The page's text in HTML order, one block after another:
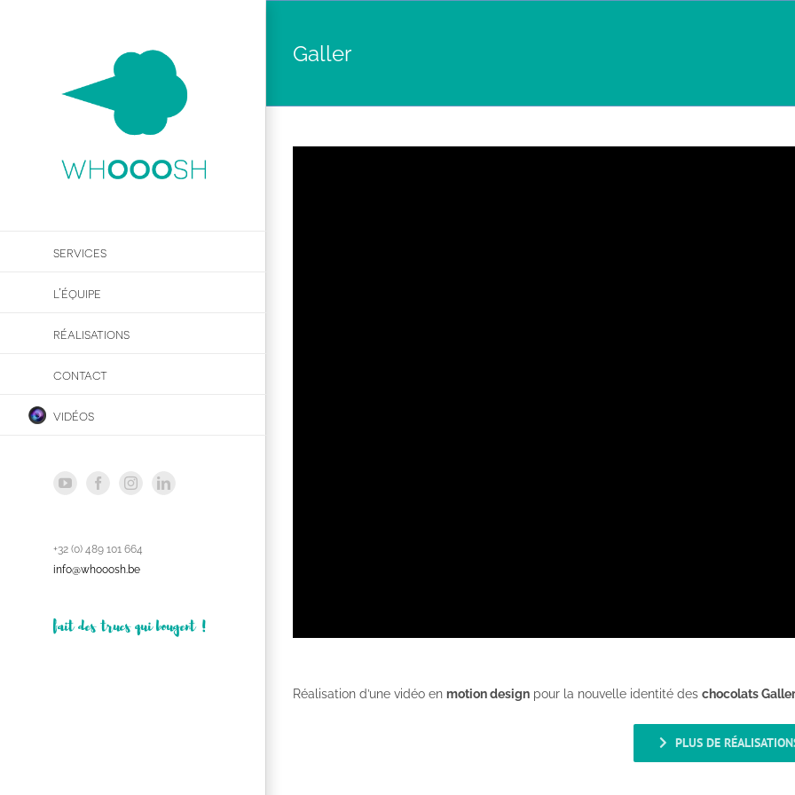
services
l’équipe
réalisations
contact
vidéos
YouTubeFacebookInstagramLinkedIn
+32 (0) 489 101 664
info@whooosh.be
fait des trucs qui bougent !
Galler
Réalisation d’une vidéo en motion design pour la nouvelle identité des chocolats Galler
PLUS DE